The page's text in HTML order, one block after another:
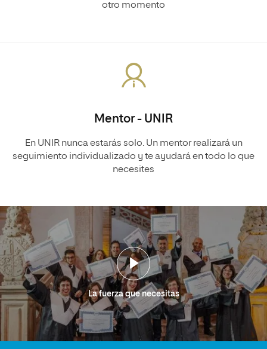
otro momento
Mentor - UNIR
En UNIR nunca estarás solo. Un mentor realizará un
seguimiento individualizado y te ayudará en todo lo que
necesites
La fuerza que necesitas